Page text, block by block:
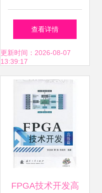
术实力 爱齐向科技
——创新iPad App
开发的卓越伙伴
查看详情
更新时间：2026-08-07
13:39:17
FPGA技术开发高